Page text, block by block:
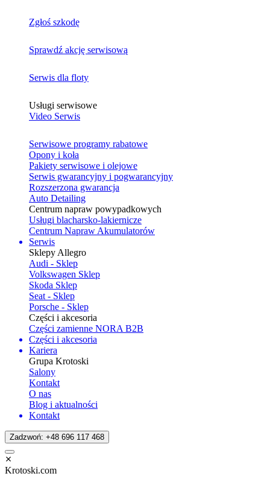
Zgłoś szkodę
Sprawdź akcję serwisową
Serwis dla floty
Usługi serwisowe
Video Serwis
Serwisowe programy rabatowe
Opony i koła
Pakiety serwisowe i olejowe
Serwis gwarancyjny i pogwarancyjny
Rozszerzona gwarancja
Auto Detailing
Centrum napraw powypadkowych
Usługi blacharsko-lakiernicze
Centrum Napraw Akumulatorów
Serwis
Sklepy Allegro
Audi - Sklep
Volkswagen Sklep
Skoda Sklep
Seat - Sklep
Porsche - Sklep
Części i akcesoria
Części zamienne NORA B2B
Części i akcesoria
Kariera
Grupa Krotoski
Salony
Kontakt
O nas
Blog i aktualności
Kontakt
Zadzwoń: +48 696 117 468
Krotoski.com